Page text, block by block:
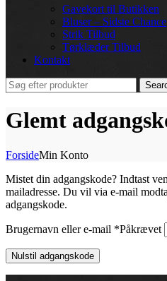
Gavekort til Butikken
Bluser – Sidste Chance
Strik Tilbud
Tørklæder Tilbud
Kontakt
Glemt
ForsideMin Konto
Mistet din adgangskode? Indtast
mailadresse. Du vil via e-mail
adgangskode.
Brugernavn eller e-mail *Påkrævet
Nulstil adgangskode